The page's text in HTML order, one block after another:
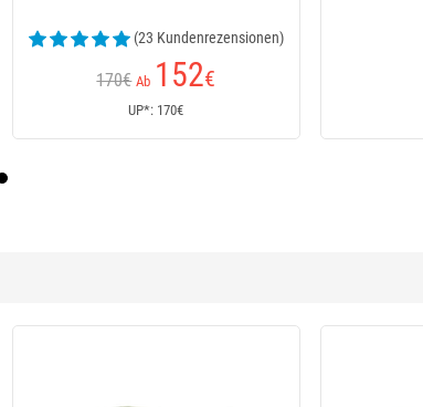
(23 Kundenrezensionen)
170€ Ab 152€
UP*: 170€